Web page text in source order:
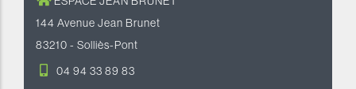
144 Avenue Jean Brunet
83210 - Solliès-Pont
04 94 33 89 83